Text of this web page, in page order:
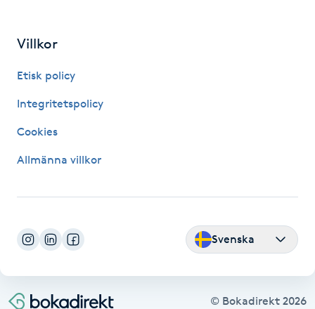
Japansk massage
Kemisk peeling
Villkor
Etisk policy
Integritetspolicy
Cookies
Allmänna villkor
Svenska
© Bokadirekt 2026